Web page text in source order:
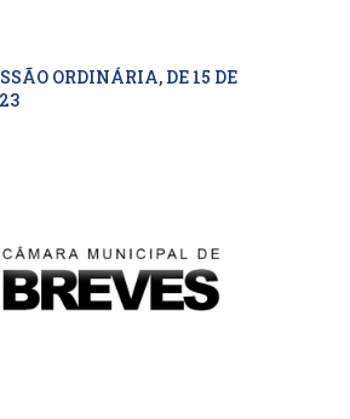
ORDINÁRIA, DE 15 DE